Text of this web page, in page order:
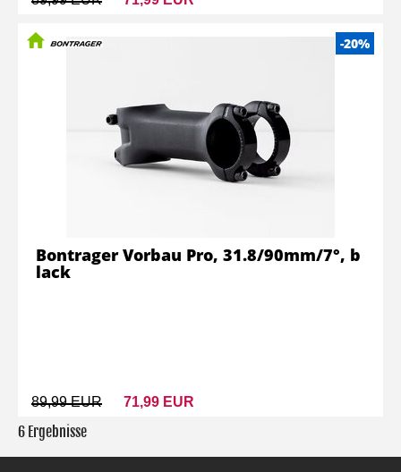
-20%
89,99 EUR 71,99 EUR
Bontrager Vorbau Pro, 31.8/90mm/7°, b
lack
6 Ergebnisse